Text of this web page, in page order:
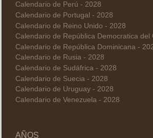
Calendario de Perú - 2028
Calendario de Portugal - 2028
Calendario de Reino Unido - 2028
Calendario de República Democratica del
Calendario de República Dominicana -
Calendario de Rusia - 2028
Calendario de Sudáfrica - 2028
Calendario de Suecia - 2028
Calendario de Uruguay - 2028
Calendario de Venezuela - 2028
AÑOS